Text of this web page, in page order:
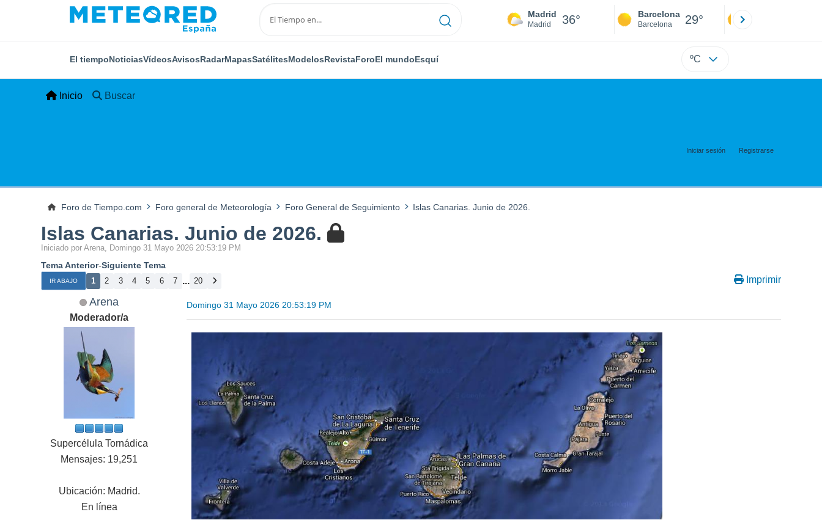
Madrid
Madrid 36° Barcelona
Barcelona 29°
El tiempoNoticiasVídeosAvisosRadarMapasSatélitesModelosRevistaForoEl mundoEsquí ºC
Inicio Buscar
Iniciar sesión Registrarse
Foro de Tiempo.com Foro general de Meteorología Foro General de Seguimiento Islas Canarias. Junio de 2026.
Islas Canarias. Junio de 2026.
Iniciado por Arena, Domingo 31 Mayo 2026 20:53:19 PM
Tema Anterior-Siguiente Tema
IR ABAJO 1 2 3 4 5 6 7 ... 20 Imprimir
Arena
Moderador/a
Supercélula Tornádica
Mensajes: 19,251
Ubicación: Madrid.
En línea
Domingo 31 Mayo 2026 20:53:19 PM